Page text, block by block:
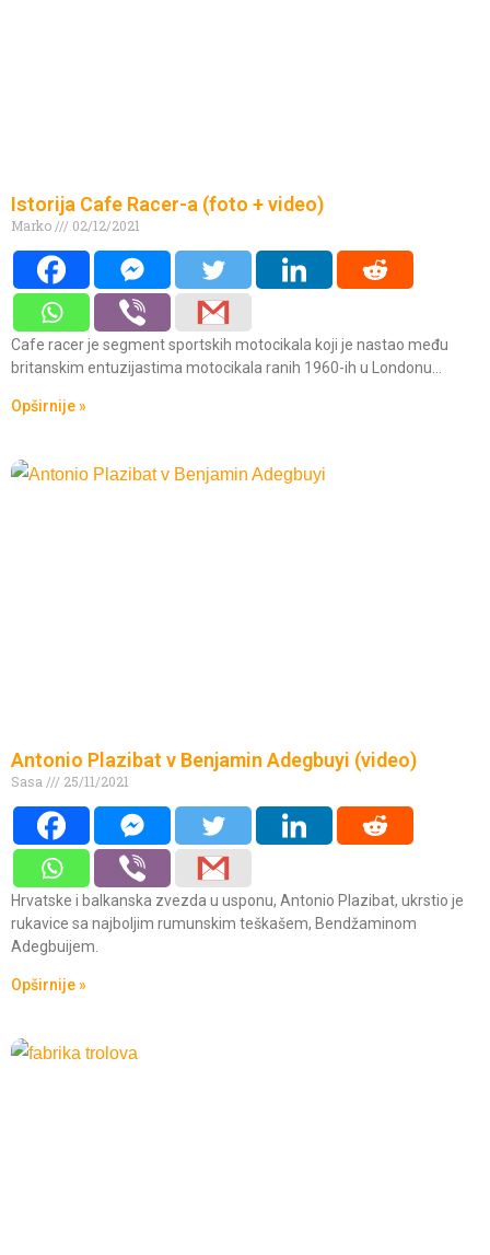
Istorija Cafe Racer-a (foto + video)
Marko 02/12/2021
Cafe racer je segment sportskih motocikala koji je nastao među
britanskim entuzijastima motocikala ranih 1960-ih u Londonu…
Opširnije »
Antonio Plazibat v Benjamin Adegbuyi (video)
Sasa 25/11/2021
Hrvatske i balkanska zvezda u usponu, Antonio Plazibat, ukrstio je
rukavice sa najboljim rumunskim teškašem, Bendžaminom
Adegbuijem.
Opširnije »